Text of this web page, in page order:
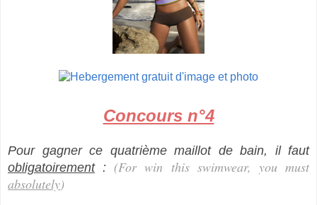
Concours n°4
Pour gagner ce quatrième maillot de bain, il faut
obligatoirement: (For win this swimwear, you must
absolutely)